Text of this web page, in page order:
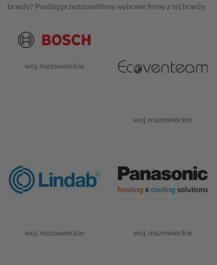
branży? Poniżej przedstawiliśmy wybrane firmy z tej branży.
woj. mazowieckie
woj. mazowieckie
woj. mazowieckie woj. mazowieckie